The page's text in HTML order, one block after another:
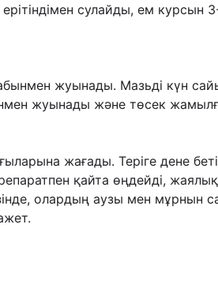
сулайды, ем курсын
жуынады. Мазьді күн
жуынады жəне төсек
жағады. Теріге дене
қайта өңдейді,
олардың аузы мен мұрнын